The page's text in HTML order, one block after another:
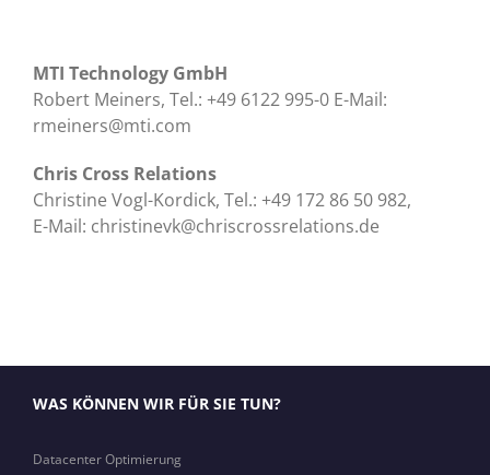
MTI Technology GmbH
Robert Meiners, Tel.: +49 6122 995-0 E-Mail:
rmeiners@mti.com
Chris Cross Relations
Christine Vogl-Kordick, Tel.: +49 172 86 50 982,
E-Mail: christinevk@chriscrossrelations.de
WAS KÖNNEN WIR FÜR SIE TUN?
Datacenter Optimierung